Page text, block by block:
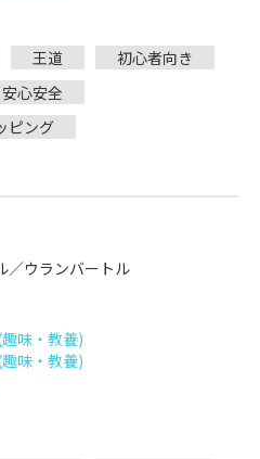
王道
初心者向き
安心安全
ピング
／ウランバートル
味・教養)
味・教養)